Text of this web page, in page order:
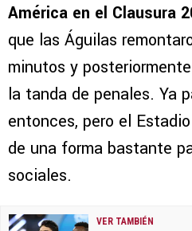
América en el Clausura
que las Águilas
minutos y
la tanda de penales. Ya
entonces, pero el
de una forma bastante
sociales.
VER TAMBIÉN